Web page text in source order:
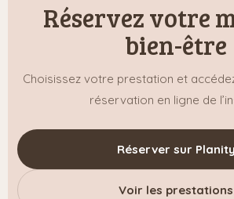
Réservez votre
bien-être
Choisissez votre prestation et
réservation en ligne de
Réserver sur Planity
Voir les prestations